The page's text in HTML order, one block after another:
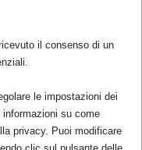
il consenso di un
le impostazioni dei
su come
privacy. Puoi modificare
clic sul pulsante delle